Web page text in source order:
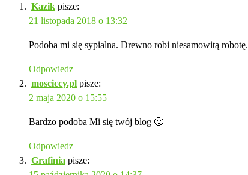
Kazik pisze:
21 listopada 2018 o 13:32
Podoba mi się sypialna. Drewno robi niesamowitą robotę.
Odpowiedz
mosciccy.pl pisze:
2 maja 2020 o 15:55
Bardzo podoba Mi się twój blog 🙂
Odpowiedz
Grafinia pisze: